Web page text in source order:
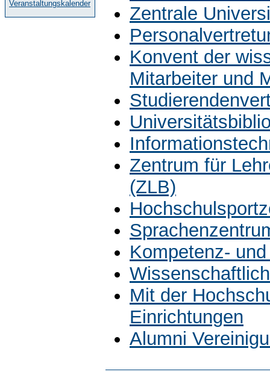
Veranstaltungskalender
Zentrale
Konvent der
Mitarbeiter und
Zentrum für
(ZLB)
Kompetenz-
Mit der
Einrichtungen
Alumni